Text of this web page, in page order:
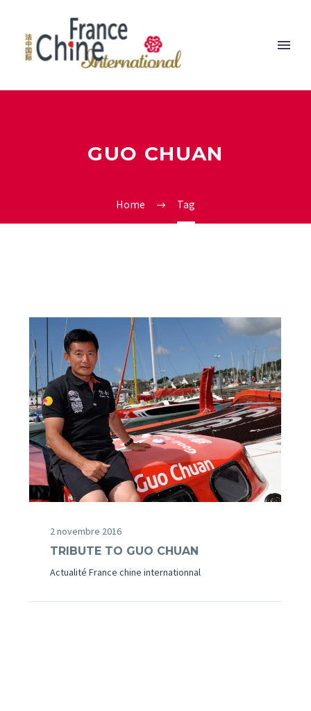
GUO CHUAN
Home
Tag
0
2 novembre 2016
TRIBUTE TO GUO CHUAN
Actualité France chine internationnal